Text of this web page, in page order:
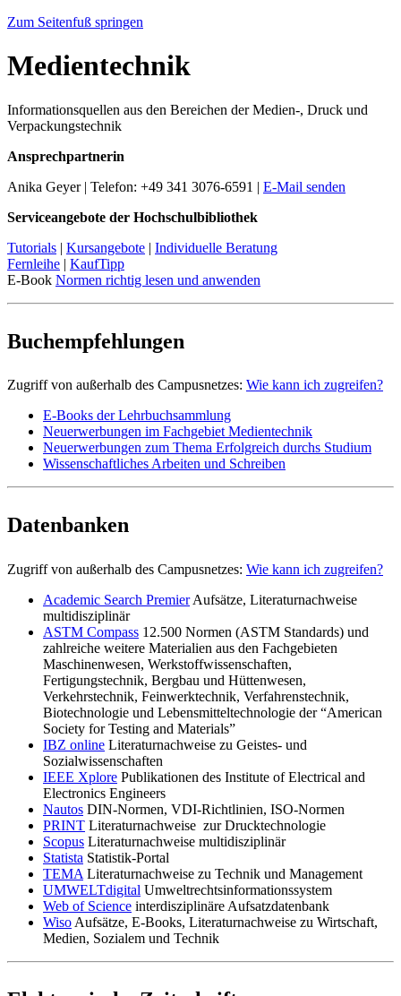
Zum Seitenfuß springen
Medientechnik
Informationsquellen aus den Bereichen der Medien-, Druck und
Verpackungstechnik
Ansprechpartnerin
Anika Geyer | Telefon: +49 341 3076-6591 | E-Mail senden
Serviceangebote der Hochschulbibliothek
Tutorials | Kursangebote | Individuelle Beratung
Fernleihe | KaufTipp
E-Book Normen richtig lesen und anwenden
Buchempfehlungen
Zugriff von außerhalb des Campusnetzes: Wie kann ich zugreifen?
E-Books der Lehrbuchsammlung
Neuerwerbungen im Fachgebiet Medientechnik
Neuerwerbungen zum Thema Erfolgreich durchs Studium
Wissenschaftliches Arbeiten und Schreiben
Datenbanken
Zugriff von außerhalb des Campusnetzes: Wie kann ich zugreifen?
Academic Search PremierAufsätze, Literaturnachweise
multidisziplinär
ASTM Compass 12.500 Normen (ASTM Standards) und
zahlreiche weitere Materialien aus den Fachgebieten
Maschinenwesen, Werkstoffwissenschaften,
Fertigungstechnik, Bergbau und Hüttenwesen,
Verkehrstechnik, Feinwerktechnik, Verfahrenstechnik,
Biotechnologie und Lebensmitteltechnologie der “American
Society for Testing and Materials”
IBZ online Literaturnachweise zu Geistes- und
Sozialwissenschaften
IEEE Xplore Publikationen des Institute of Electrical and
Electronics Engineers
Nautos DIN-Normen, VDI-Richtlinien, ISO-Normen
PRINT Literaturnachweise zur Drucktechnologie
Scopus Literaturnachweise multidisziplinär
Statista Statistik-Portal
TEMA Literaturnachweise zu Technik und Management
UMWELTdigital Umweltrechtsinformationssystem
Web of Science interdisziplinäre Aufsatzdatenbank
Wiso Aufsätze, E-Books, Literaturnachweise zu Wirtschaft,
Medien, Sozialem und Technik